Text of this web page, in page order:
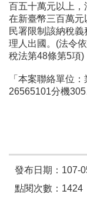
百五十萬元以上
在新臺幣三百萬
民署限制該納稅
理人出國。(法令
稅法第48條第5項)
「本案聯絡單位
26565101分機305
發布日期：107-
點閱次數：1424